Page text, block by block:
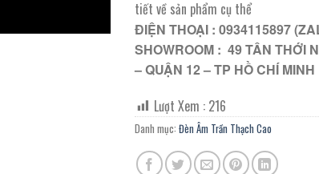
tiết về sản phẩm cụ thể
ĐIỆN THOẠI : 0934115897
SHOWROOM : 49 TÂN THỚI
– QUẬN 12 – TP HỒ CHÍ MINH
Lượt Xem : 216
Danh mục: Đèn Âm Trần Thạch Cao